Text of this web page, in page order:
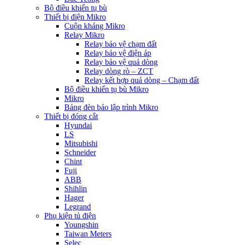
Bộ điều khiển tụ bù
Thiết bị điện Mikro
Cuộn kháng Mikro
Relay Mikro
Relay bảo vệ chạm đất
Relay bảo vệ điện áp
Relay bảo vệ quá dòng
Relay dòng rò – ZCT
Relay kết hợp quá dòng – Chạm đất
Bộ điều khiển tụ bù Mikro
Mikro
Bảng đèn báo lập trình Mikro
Thiết bị đóng cắt
Hyundai
LS
Mitsubishi
Schneider
Chint
Fuji
ABB
Shihlin
Hager
Legrand
Phụ kiện tủ điện
Youngshin
Taiwan Meters
Selec